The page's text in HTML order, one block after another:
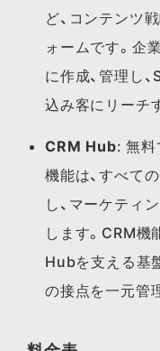
ど、コンテンツ
ォームです。企
に作成、管理し
込み客にリーチ
CRM Hub: 無
機能は、すべて
し、マーケティ
します。CRM
Hubを支える基
の接点を一元管